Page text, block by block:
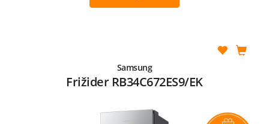
Samsung
Frižider RB34C672ES9/EK